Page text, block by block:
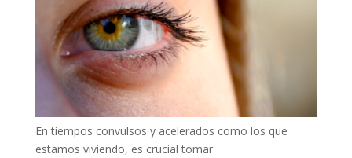
En tiempos convulsos y acelerados como los que
estamos viviendo, es crucial tomar